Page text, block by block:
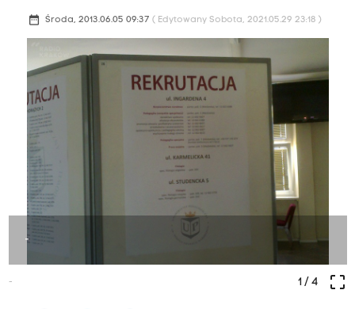
date_range Środa, 2013.06.05 09:37 ( Edytowany Sobota, 2021.05.29 23:18 )
-
- crop_free
1/ 4